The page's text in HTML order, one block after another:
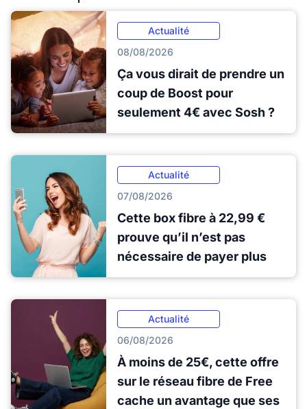
Actualité
08/08/2026
Ça vous dirait de prendre un
coup de Boost pour
seulement 4€ avec Sosh ?
Actualité
07/08/2026
Cette box fibre à 22,99 €
prouve qu’il n’est pas
nécessaire de payer plus
Actualité
06/08/2026
À moins de 25€, cette offre
sur le réseau fibre de Free
cache un avantage que ses